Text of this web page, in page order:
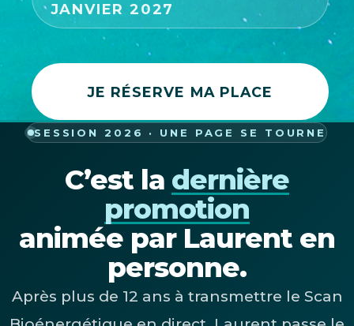
JANVIER 2027
JE RÉSERVE MA PLACE
SESSION 2026 · UNE PAGE SE TOURNE
C’est la dernière
promotion
animée par Laurent en
personne.
Après plus de 12 ans à transmettre le Scan